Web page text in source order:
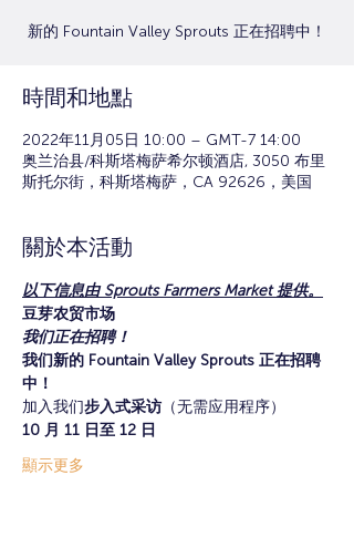
新的 Fountain Valley Sprouts 正在招聘中！
時間和地點
2022年11月05日 10:00 – GMT-7 14:00
奥兰治县/科斯塔梅萨希尔顿酒店, 3050 布里
斯托尔街，科斯塔梅萨，CA 92626，美国
關於本活動
以下信息由 Sprouts Farmers Market 提供。
豆芽农贸市场
我们正在招聘！
我们新的 Fountain Valley Sprouts 正在招聘
中！
加入我们步入式采访 （无需应用程序）
10 月 11 日至 12 日
顯示更多